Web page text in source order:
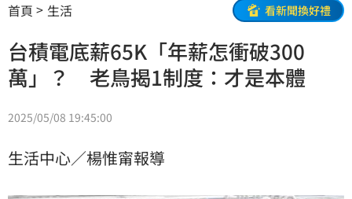
首頁 生活 看新聞換好禮
台積電底薪65K「年薪怎衝破300
萬」？ 老鳥揭1制度：才是本體
2025/05/08 19:45:00
生活中心／楊惟甯報導